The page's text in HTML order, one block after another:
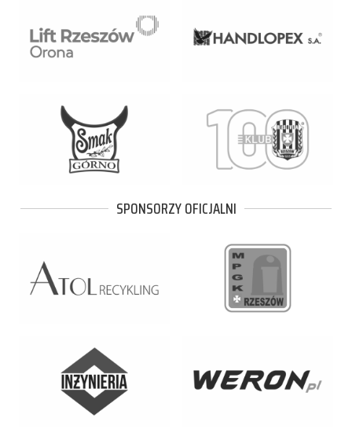
SPONSORZY OFICJALNI